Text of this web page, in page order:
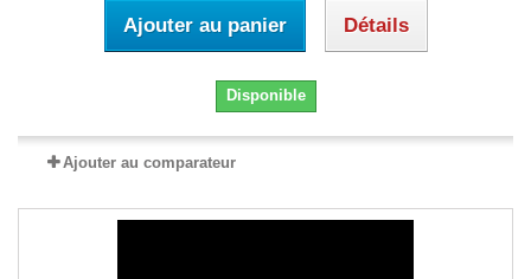
Ajouter au panier Détails
Disponible
Ajouter au comparateur